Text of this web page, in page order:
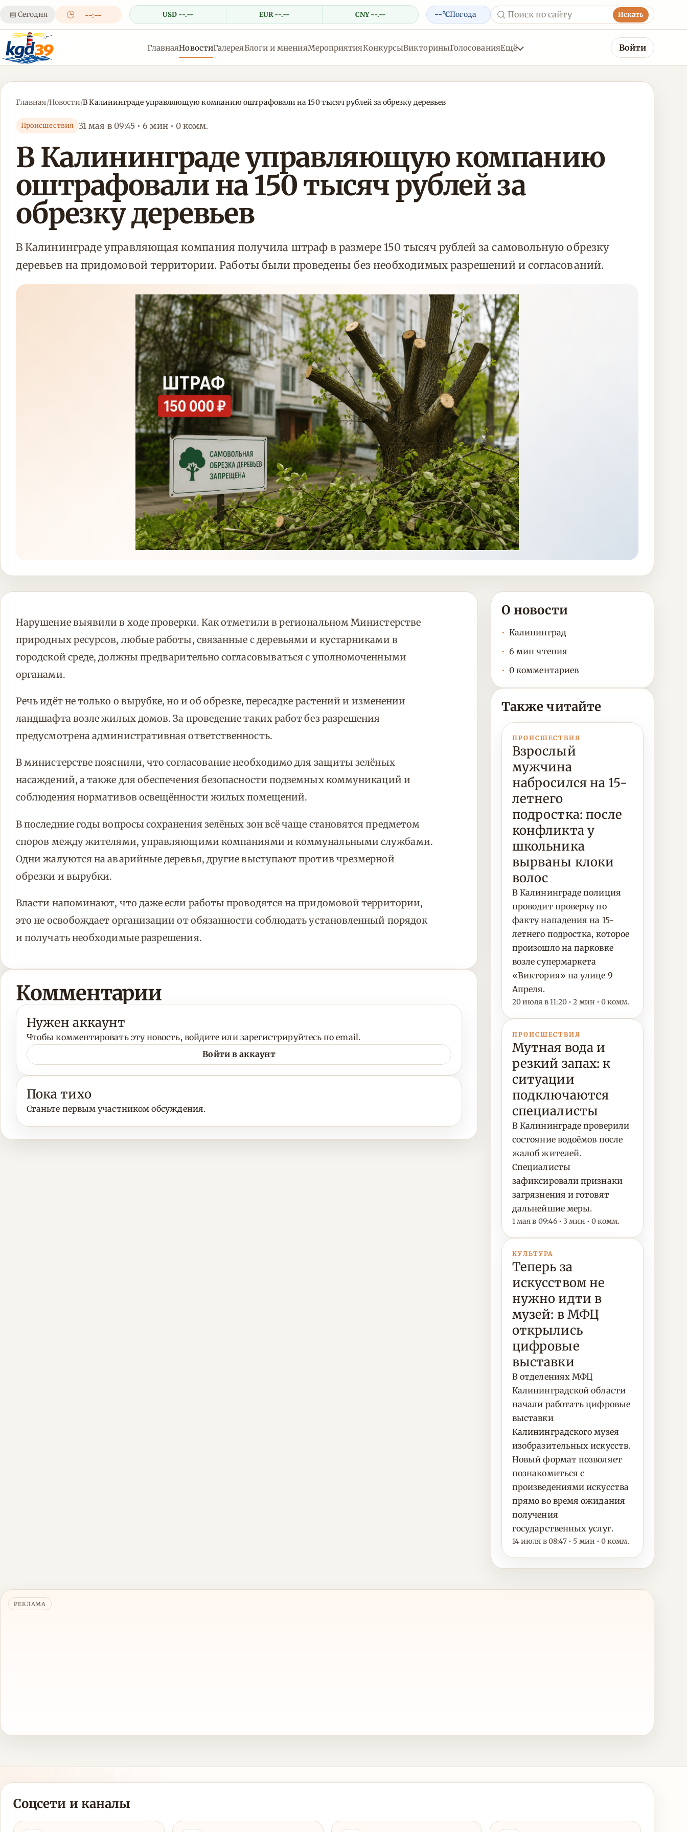
📅 Сегодня 🕒 --:-- USD --.-- EUR --.-- CNY --.-- --°CПогода Искать
ГлавнаяНовостиГалереяБлоги и мненияМероприятияКонкурсыВикториныГолосованияЕщё Войти
Главная/Новости/В Калининграде управляющую компанию оштрафовали на 150 тысяч рублей за обрезку деревьев
Происшествия 31 мая в 09:45 • 6 мин • 0 комм.
В Калининграде управляющую компанию
оштрафовали на 150 тысяч рублей за
обрезку деревьев
В Калининграде управляющая компания получила штраф в размере 150 тысяч рублей за самовольную обрезку
деревьев на придомовой территории. Работы были проведены без необходимых разрешений и согласований.
Нарушение выявили в ходе проверки. Как отметили в региональном Министерстве
природных ресурсов, любые работы, связанные с деревьями и кустарниками в
городской среде, должны предварительно согласовываться с уполномоченными
органами.
Речь идёт не только о вырубке, но и об обрезке, пересадке растений и изменении
ландшафта возле жилых домов. За проведение таких работ без разрешения
предусмотрена административная ответственность.
В министерстве пояснили, что согласование необходимо для защиты зелёных
насаждений, а также для обеспечения безопасности подземных коммуникаций и
соблюдения нормативов освещённости жилых помещений.
В последние годы вопросы сохранения зелёных зон всё чаще становятся предметом
споров между жителями, управляющими компаниями и коммунальными службами.
Одни жалуются на аварийные деревья, другие выступают против чрезмерной
обрезки и вырубки.
Власти напоминают, что даже если работы проводятся на придомовой территории,
это не освобождает организации от обязанности соблюдать установленный порядок
и получать необходимые разрешения.
Комментарии
Нужен аккаунт
Чтобы комментировать эту новость, войдите или зарегистрируйтесь по email.
Войти в аккаунт
Пока тихо
Станьте первым участником обсуждения.
О новости
Калининград
6 мин чтения
0 комментариев
Также читайте
ПРОИСШЕСТВИЯ
Взрослый
мужчина
набросился на 15-
летнего
подростка: после
конфликта у
школьника
вырваны клоки
волос
В Калининграде полиция
проводит проверку по
факту нападения на 15-
летнего подростка, которое
произошло на парковке
возле супермаркета
«Виктория» на улице 9
Апреля.
20 июля в 11:20 • 2 мин • 0 комм.
ПРОИСШЕСТВИЯ
Мутная вода и
резкий запах: к
ситуации
подключаются
специалисты
В Калининграде проверили
состояние водоёмов после
жалоб жителей.
Специалисты
зафиксировали признаки
загрязнения и готовят
дальнейшие меры.
1 мая в 09:46 • 3 мин • 0 комм.
КУЛЬТУРА
Теперь за
искусством не
нужно идти в
музей: в МФЦ
открылись
цифровые
выставки
В отделениях МФЦ
Калининградской области
начали работать цифровые
выставки
Калининградского музея
изобразительных искусств.
Новый формат позволяет
познакомиться с
произведениями искусства
прямо во время ожидания
получения
государственных услуг.
14 июля в 08:47 • 5 мин • 0 комм.
РЕКЛАМА
Соцсети и каналы